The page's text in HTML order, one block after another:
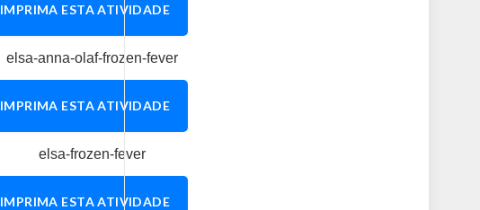
IMPRIMA ESTA ATIVIDADE
IMPRIMA ESTA ATIVIDADE
IMPRIMA ESTA ATIVIDADE